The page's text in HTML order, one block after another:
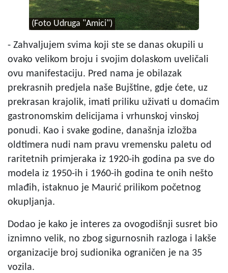
(Foto Udruga "Amici")
- Zahvaljujem svima koji ste se danas okupili u
ovako velikom broju i svojim dolaskom uveličali
ovu manifestaciju. Pred nama je obilazak
prekrasnih predjela naše Bujštine, gdje ćete, uz
prekrasan krajolik, imati priliku uživati u domaćim
gastronomskim delicijama i vrhunskoj vinskoj
ponudi. Kao i svake godine, današnja izložba
oldtimera nudi nam pravu vremensku paletu od
raritetnih primjeraka iz 1920-ih godina pa sve do
modela iz 1950-ih i 1960-ih godina te onih nešto
mlađih, istaknuo je Maurić prilikom početnog
okupljanja.
Dodao je kako je interes za ovogodišnji susret bio
iznimno velik, no zbog sigurnosnih razloga i lakše
organizacije broj sudionika ograničen je na 35
vozila.